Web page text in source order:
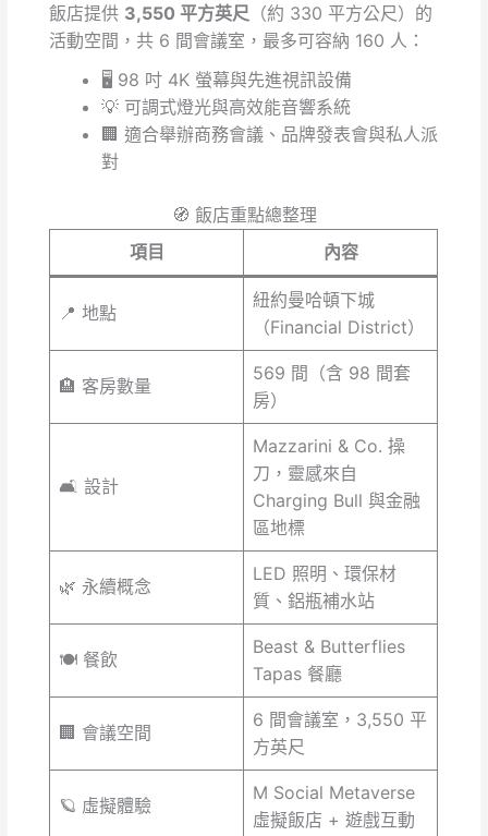
飯店提供 3,550 平方英尺 （約 330 平方公尺）的
活動空間，共 6 間會議室，最多可容納 160 人：
🖥️ 98 吋 4K 螢幕與先進視訊設備
💡 可調式燈光與高效能音響系統
🏢 適合舉辦商務會議、品牌發表會與私人派
對
🧭 飯店重點總整理
項目
內容
📍 地點
紐約曼哈頓下城
（Financial District）
🏨 客房數量
569 間（含 98 間套
房）
🛋️ 設計
Mazzarini & Co. 操
刀，靈感來自
Charging Bull 與金融
區地標
🌿 永續概念
LED 照明、環保材
質、鋁瓶補水站
🍽️ 餐飲
Beast & Butterflies
Tapas 餐廳
🏢 會議空間
6 間會議室，3,550 平
方英尺
🪐 虛擬體驗
M Social Metaverse
虛擬飯店 + 遊戲互動